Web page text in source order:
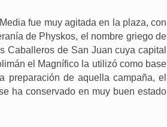
fue muy agitada en la plaza, con
de Physkos, el nombre griego de
Caballeros de San Juan cuya capital
el Magnífico la utilizó como base
preparación de aquella campaña, el
ha conservado en muy buen estado